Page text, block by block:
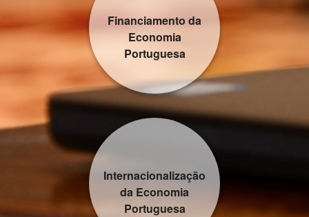
Financiamento da
Economia
Portuguesa
Internacionalização
da Economia
Portuguesa